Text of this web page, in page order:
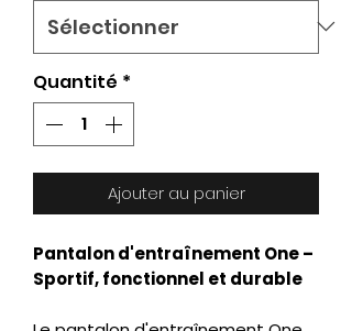
Quantité *
Ajouter au panier
Pantalon d'entraînement One –
Sportif, fonctionnel et durable